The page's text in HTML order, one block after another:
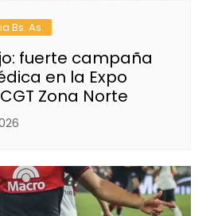
Bs. As.
fuerte campaña
en la Expo
Zona Norte